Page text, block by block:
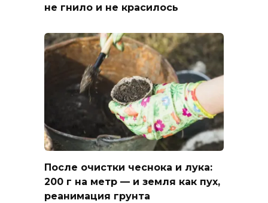
не гнило и не красилось
После очистки чеснока и лука:
200 г на метр — и земля как пух,
реанимация грунта